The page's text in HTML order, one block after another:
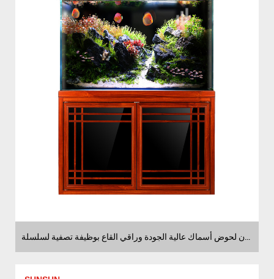
موردون لحوض أسماك عالية الجودة وراقي القاع بوظيفة تصفية لسلسلة HAT